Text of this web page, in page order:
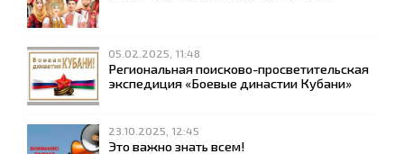
05.02.2025, 11:48
Региональная поисково-просветительская
экспедиция «Боевые династии Кубани»
23.10.2025, 12:45
Это важно знать всем!